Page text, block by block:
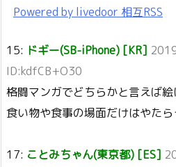
Powered by livedoor 相互RSS
15: ドギー(SB-iPhone) [KR]
ID:kdfCB+O30
格闘マンガでどちらかと言えば
食い物や食事の場面だけはやた
17: ことみちゃん(東京都) [ES]